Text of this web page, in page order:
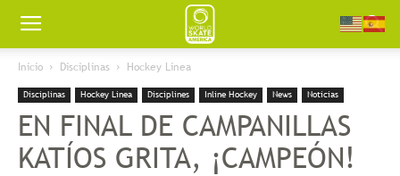
Worldskate
America
Inicio Disciplinas Hockey Linea
Disciplinas Hockey Linea Disciplines Inline Hockey News Noticias
EN FINAL DE CAMPANILLAS
KATÍOS GRITA, ¡CAMPEÓN!